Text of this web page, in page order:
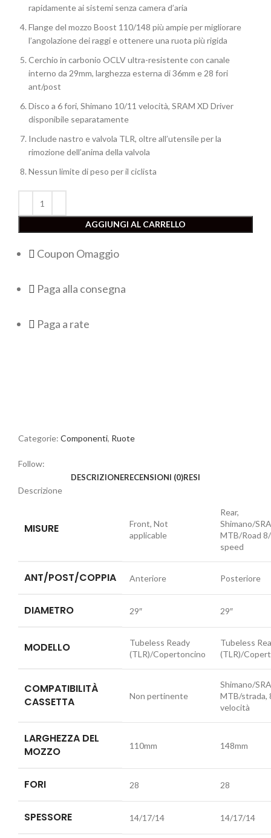
rapidamente ai sistemi senza camera d’aria
Flange del mozzo Boost 110/148 più ampie per migliorare
l’angolazione dei raggi e ottenere una ruota più rigida
Cerchio in carbonio OCLV ultra-resistente con canale
interno da 29mm, larghezza esterna di 36mm e 28 fori
ant/post
Disco a 6 fori, Shimano 10/11 velocità, SRAM XD Driver
disponibile separatamente
Include nastro e valvola TLR, oltre all’utensile per la
rimozione dell’anima della valvola
Nessun limite di peso per il ciclista
AGGIUNGI AL CARRELLO
Coupon Omaggio
Paga alla consegna
Paga a rate
Categorie: Componenti, Ruote
Follow:
DESCRIZIONERECENSIONI (0)RESI
Descrizione
MISURE
Front, Not
applicable
Rear,
Shimano/
MTB/Road
speed
ANT/POST/COPPIA Anteriore Posteriore
DIAMETRO 29″ 29″
MODELLO
Tubeless Ready
(TLR)/Copertoncino
Tubeless
(TLR)/
COMPATIBILITÀ
CASSETTA
Non pertinente
Shimano/
MTB/strada,
velocità
LARGHEZZA DEL
MOZZO
110mm 148mm
FORI 28 28
SPESSORE 14/17/14 14/17/14